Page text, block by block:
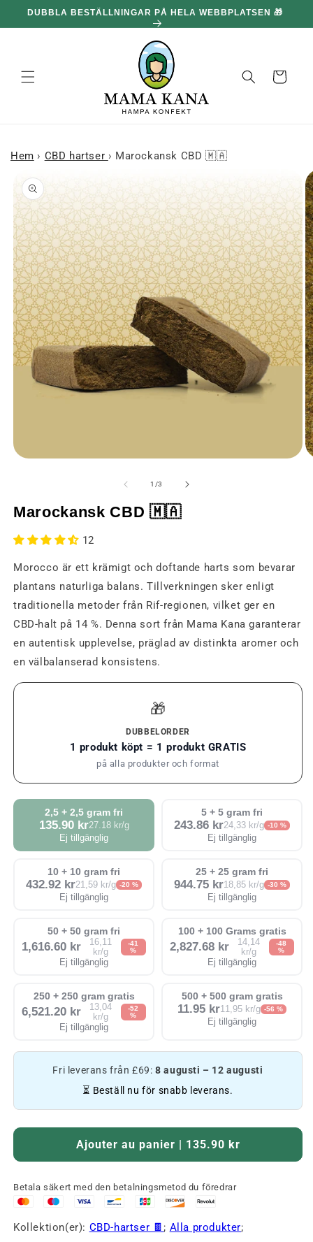
och gå
Korg
Hem › CBD hartser › Marockansk CBD 🇲🇦
ett
modalt
1 /av
3
Marockansk CBD 🇲🇦
12
Morocco är ett krämigt och doftande harts som bevarar
plantans naturliga balans. Tillverkningen sker enligt
traditionella metoder från Rif-regionen, vilket ger en
CBD-halt på 14 %. Denna sort från Mama Kana garanterar
en autentisk upplevelse, präglad av distinkta aromer och
en välbalanserad konsistens.
🎁
DUBBELORDER
1 produkt köpt = 1 produkt GRATIS
på alla produkter och format
2,5 + 2,5 gram fri
135.90 kr27.18 kr/g
Ej tillgänglig
5 + 5 gram fri
243.86 kr24,33 kr/g -10 %
Ej tillgänglig
10 + 10 gram fri
432.92 kr21,59 kr/g -20 %
Ej tillgänglig
25 + 25 gram fri
944.75 kr18,85 kr/g -30 %
Ej tillgänglig
50 + 50 gram fri
1,616.60 kr
16,11
kr/g
-41
%
Ej tillgänglig
100 + 100 Grams gratis
2,827.68 kr
14,14
kr/g
-48
%
Ej tillgänglig
250 + 250 gram gratis
6,521.20 kr
13,04
kr/g
-52
%
Ej tillgänglig
500 + 500 gram gratis
11.95 kr11,95 kr/g -56 %
Ej tillgänglig
Fri leverans från £69:8 augusti – 12 augusti
⏳ Beställ nu för snabb leverans.
Ajouter au panier | 135.90 kr
Betala säkert med den betalningsmetod du föredrar
Kollektion(er): CBD-hartser 🍫 ; Alla produkter;